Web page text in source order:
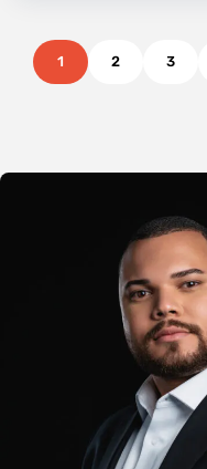
1 2 3